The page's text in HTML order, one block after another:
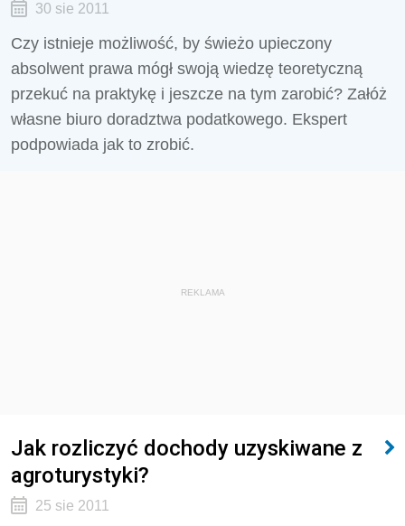
30 sie 2011
Czy istnieje możliwość, by świeżo upieczony
absolwent prawa mógł swoją wiedzę teoretyczną
przekuć na praktykę i jeszcze na tym zarobić? Załóż
własne biuro doradztwa podatkowego. Ekspert
podpowiada jak to zrobić.
REKLAMA
Jak rozliczyć dochody uzyskiwane z
agroturystyki?
25 sie 2011